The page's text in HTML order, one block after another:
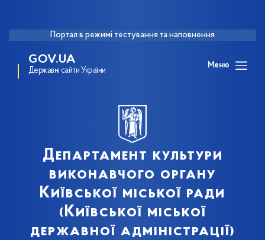
Портал в режимі тестування та наповнення
GOV.UA
Державні сайти України
Меню
Департамент культури
виконавчого органу
Київської міської ради
(Київської міської
державної адміністрації)